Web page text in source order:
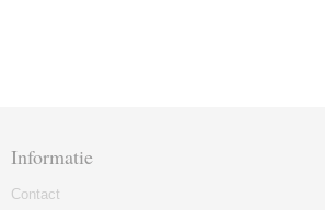
Informatie
Contact